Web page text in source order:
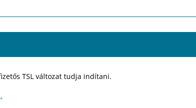
TSL változat tudja indítani.